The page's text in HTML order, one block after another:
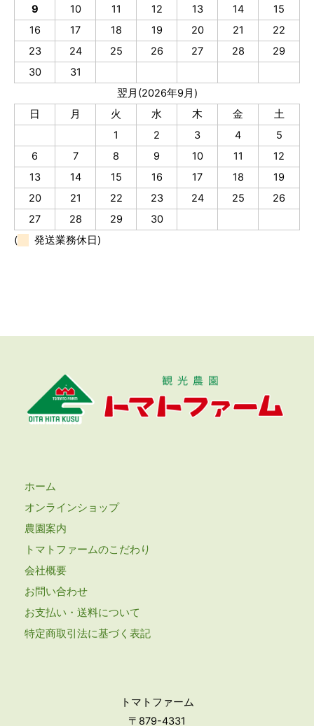
9
10 11 12 13 14
15
16
17 18 19 20 21
22
23
24 25 26 27 28
29
30
31
翌月(2026年9月)
日
月 火 水 木 金
土
1
2 3 4
5
6
7 8 9 10 11
12
13
14 15 16 17 18
19
20
21 22 23 24 25
26
27
28 29
30
(
発送業務休日)
ホーム
オンラインショップ
農園案内
トマトファームのこだわり
会社概要
お問い合わせ
お支払い・送料について
特定商取引法に基づく表記
トマトファーム
〒879-4331